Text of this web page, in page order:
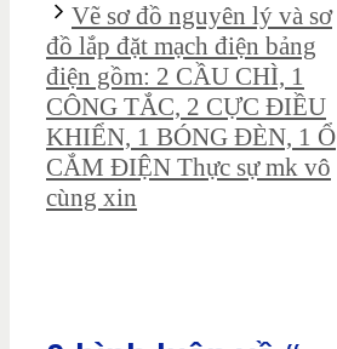
Vẽ sơ đồ nguyên lý và sơ
đồ lắp đặt mạch điện bảng
điện gồm: 2 CẦU CHÌ, 1
CÔNG TẮC, 2 CỰC ĐIỀU
KHIỂN, 1 BÓNG ĐÈN, 1 Ổ
CẮM ĐIỆN Thực sự mk vô
cùng xin